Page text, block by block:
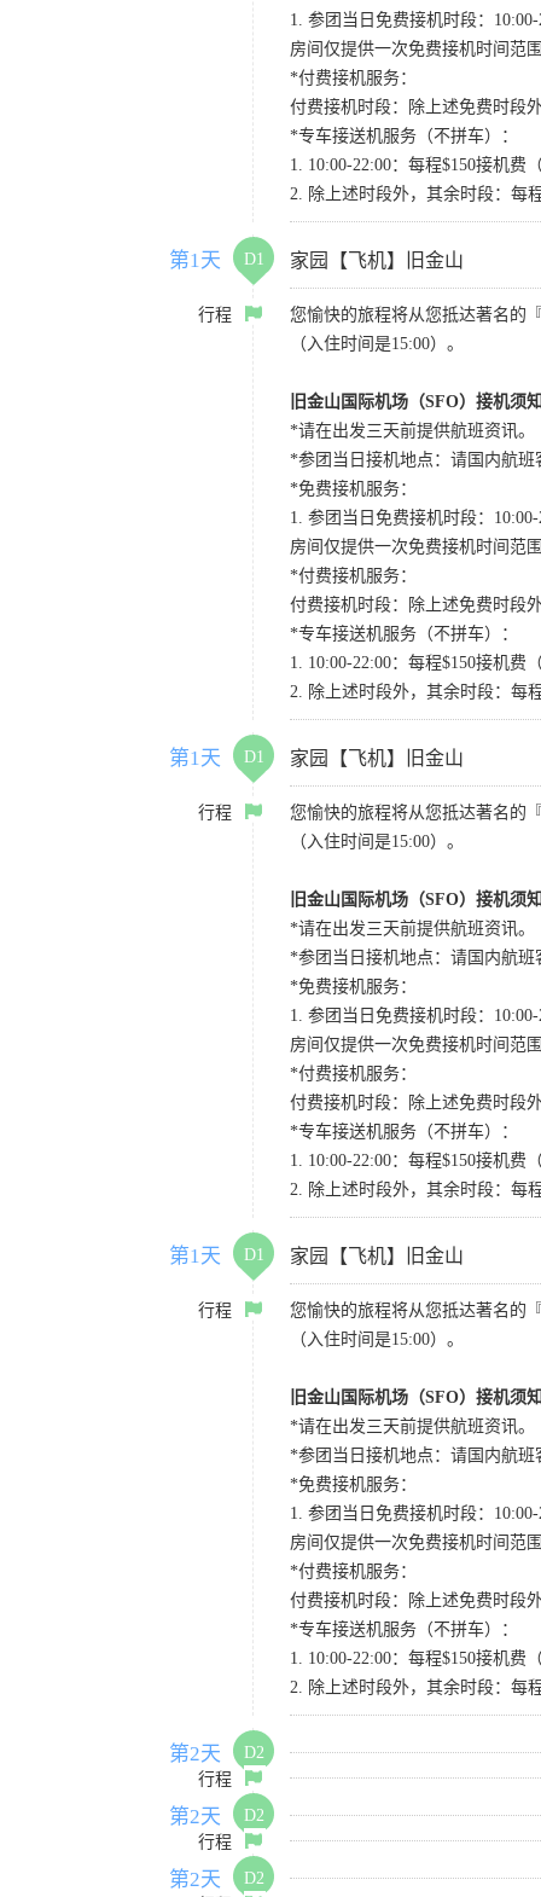
1. 参团当日免费接机时段：
房间仅提供一次免费接机时间范
*付费接机服务：
付费接机时段：除上述免费时段
*专车接送机服务（不拼车）：
1. 10:00-22:00：每程$150接机
2. 除上述时段外，其余时段：每
第1天 D1 家园【飞机】旧金山
行程
您愉快的旅程将从您抵达著名的
（入住时间是15:00）。
旧金山国际机场（SFO）接机须
*请在出发三天前提供航班资讯。
*参团当日接机地点：请国内航班
*免费接机服务：
1. 参团当日免费接机时段：
房间仅提供一次免费接机时间范
*付费接机服务：
付费接机时段：除上述免费时段
*专车接送机服务（不拼车）：
1. 10:00-22:00：每程$150接机
2. 除上述时段外，其余时段：每
第1天 D1 家园【飞机】旧金山
行程
您愉快的旅程将从您抵达著名的
（入住时间是15:00）。
旧金山国际机场（SFO）接机须
*请在出发三天前提供航班资讯。
*参团当日接机地点：请国内航班
*免费接机服务：
1. 参团当日免费接机时段：
房间仅提供一次免费接机时间范
*付费接机服务：
付费接机时段：除上述免费时段
*专车接送机服务（不拼车）：
1. 10:00-22:00：每程$150接机
2. 除上述时段外，其余时段：每
第1天 D1 家园【飞机】旧金山
行程
您愉快的旅程将从您抵达著名的
（入住时间是15:00）。
旧金山国际机场（SFO）接机须
*请在出发三天前提供航班资讯。
*参团当日接机地点：请国内航班
*免费接机服务：
1. 参团当日免费接机时段：
房间仅提供一次免费接机时间范
*付费接机服务：
付费接机时段：除上述免费时段
*专车接送机服务（不拼车）：
1. 10:00-22:00：每程$150接机
2. 除上述时段外，其余时段：每
第2天
D2
行程
第2天
D2
行程
第2天
D2